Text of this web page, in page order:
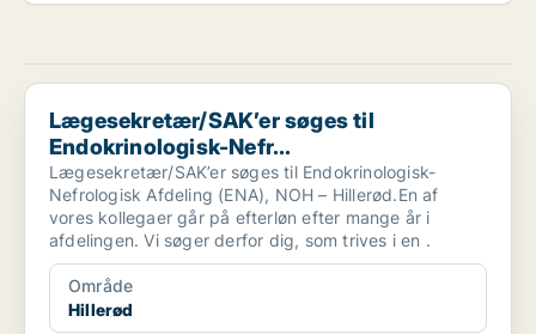
Lægesekretær/SAK’er søges til Endokrinologisk-Nefr...
Lægesekretær/SAK’er søges til
Endokrinologisk-Nefr...
Lægesekretær/SAK’er søges til Endokrinologisk-
Nefrologisk Afdeling (ENA), NOH – Hillerød.En af
vores kollegaer går på efterløn efter mange år i
afdelingen. Vi søger derfor dig, som trives i en .
Område
Hillerød